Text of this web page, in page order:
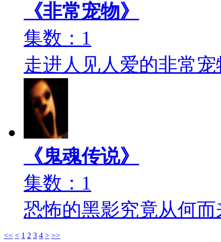
《非常宠物》
集数：1
走进人见人爱的非常宠
《鬼魂传说》
集数：1
恐怖的黑影究竟从何而
<< < 1 2 3 4 > >>